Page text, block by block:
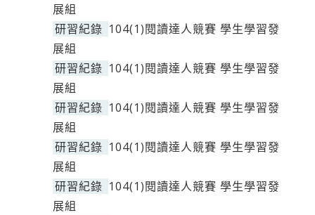
展組
研習紀錄 104(1)閱讀達人競賽 學生學習發
展組
研習紀錄 104(1)閱讀達人競賽 學生學習發
展組
研習紀錄 104(1)閱讀達人競賽 學生學習發
展組
研習紀錄 104(1)閱讀達人競賽 學生學習發
展組
研習紀錄 104(1)閱讀達人競賽 學生學習發
展組